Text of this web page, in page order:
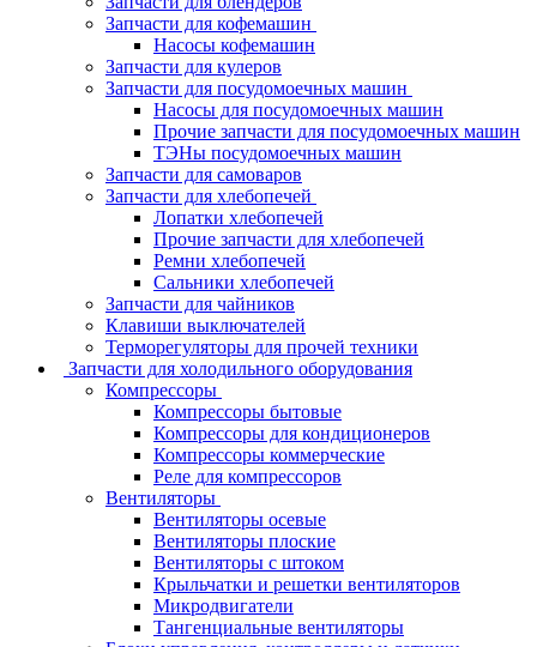
Запчасти для кофемашин
Насосы кофемашин
Запчасти для кулеров
Запчасти для посудомоечных машин
Насосы для посудомоечных машин
Прочие запчасти для посудомоечных машин
ТЭНы посудомоечных машин
Запчасти для самоваров
Запчасти для хлебопечей
Лопатки хлебопечей
Прочие запчасти для хлебопечей
Ремни хлебопечей
Сальники хлебопечей
Запчасти для чайников
Клавиши выключателей
Терморегуляторы для прочей техники
Запчасти для холодильного оборудования
Компрессоры
Компрессоры бытовые
Компрессоры для кондиционеров
Компрессоры коммерческие
Реле для компрессоров
Вентиляторы
Вентиляторы осевые
Вентиляторы плоские
Вентиляторы с штоком
Крыльчатки и решетки вентиляторов
Микродвигатели
Тангенциальные вентиляторы